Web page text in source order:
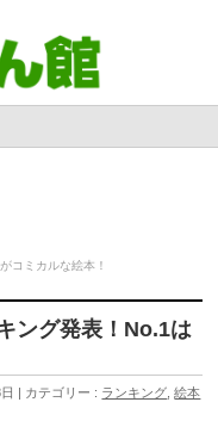
コミカルな絵本！
ング発表！No.1は
カテゴリー : ランキング ,絵本